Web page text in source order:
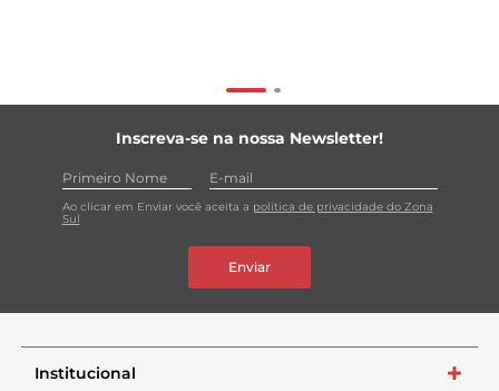
Inscreva-se na nossa Newsletter!
Ao clicar em Enviar você aceita a política de privacidade do Zona
Sul
Enviar
Institucional +